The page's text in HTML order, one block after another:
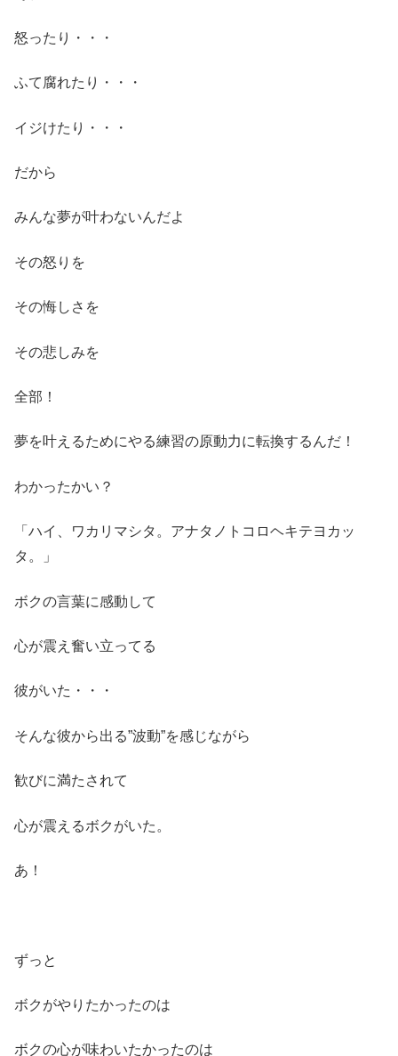
怒ったり・・・
ふて腐れたり・・・
イジけたり・・・
だから
みんな夢が叶わないんだよ
その怒りを
その悔しさを
その悲しみを
全部！
夢を叶えるためにやる練習の原動力に転換するんだ！
わかったかい？
「ハイ、ワカリマシタ。アナタノトコロヘキテヨカッ
タ。」
ボクの言葉に感動して
心が震え奮い立ってる
彼がいた・・・
そんな彼から出る”波動”を感じながら
歓びに満たされて
心が震えるボクがいた。
あ！
ずっと
ボクがやりたかったのは
ボクの心が味わいたかったのは